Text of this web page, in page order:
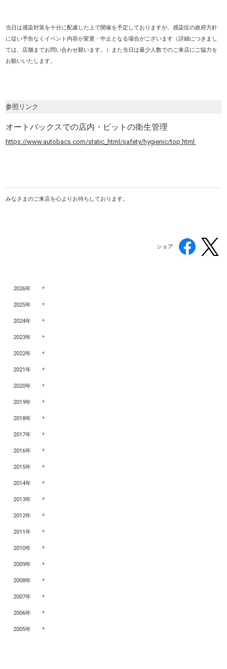
当日は感染対策を十分に配慮した上で開催を予定しておりますが、感染症の政府方針
に従い予告なくイベント内容が変更・中止となる場合がございます（詳細につきまし
ては、店舗までお問い合わせ願います。）また当日は最少人数でのご来店にご協力を
お願いいたします。
参照リンク
オートバックスでの店内・ピットの衛生管理
https://www.autobacs.com/static_html/safety/hygienic/top.html
みなさまのご来店を心よりお待ちしております。
シェア
2026年
2025年
2024年
2023年
2022年
2021年
2020年
2019年
2018年
2017年
2016年
2015年
2014年
2013年
2012年
2011年
2010年
2009年
2008年
2007年
2006年
2005年